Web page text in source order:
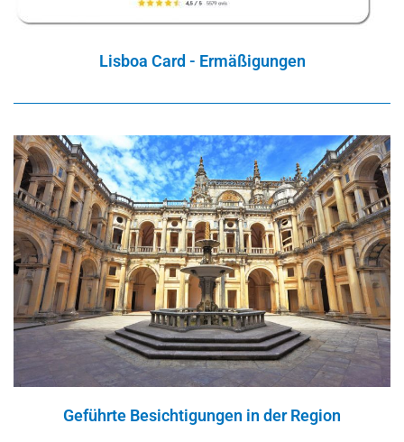
Lisboa Card - Ermäßigungen
Geführte Besichtigungen in der Region